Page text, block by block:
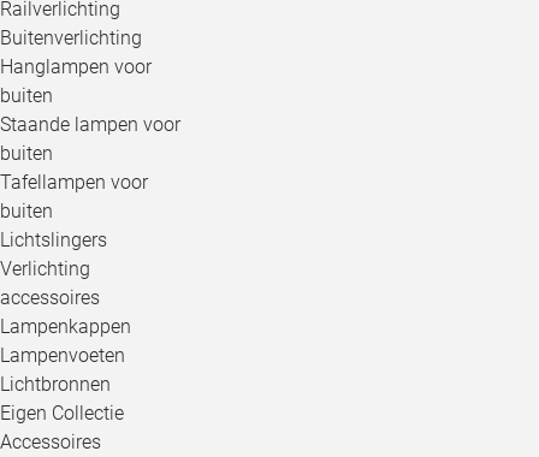
Railverlichting
Buitenverlichting
Hanglampen voor
buiten
Staande lampen voor
buiten
Tafellampen voor
buiten
Lichtslingers
Verlichting
accessoires
Lampenkappen
Lampenvoeten
Lichtbronnen
Eigen Collectie
Accessoires